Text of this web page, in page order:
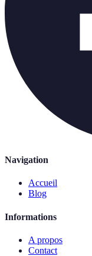
Navigation
Accueil
Blog
Informations
A propos
Contact